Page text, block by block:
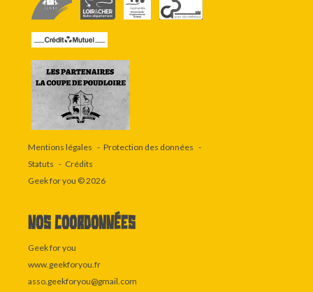
Mentions légales
Protection des données
Statuts
Crédits
Geek for you © 2026
Nos coordonnées
Geek for you
www.geekforyou.fr
asso.geekforyou@gmail.com